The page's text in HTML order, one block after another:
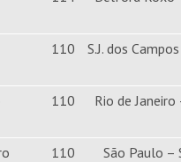
110 S.J. dos
110 Rio de Janeiro
110 São Paulo –